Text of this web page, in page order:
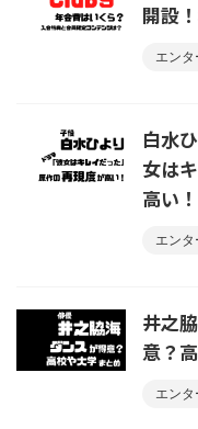
開設
エンタ
白水
女は
高い！
エンタ
井之
意？
エンタ